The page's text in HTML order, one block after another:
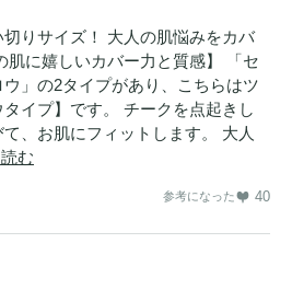
りサイズ！ 大人の肌悩みをカバ
肌に嬉しいカバー力と質感】 「セ
」の2タイプがあり、こちらはツ
イプ】です。 チークを点起きし
、お肌にフィットします。 大人
む
参考になった 40